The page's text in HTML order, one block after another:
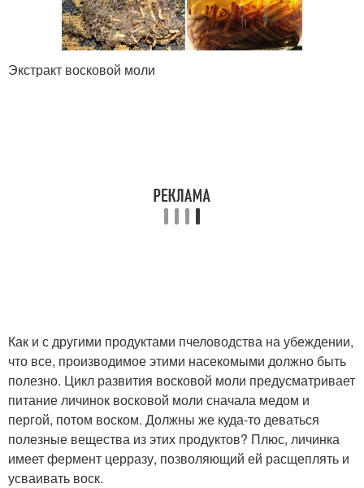
Экстракт восковой моли
Как и с другими продуктами пчеловодства на убеждении,
что все, производимое этими насекомыми должно быть
полезно. Цикл развития восковой моли предусматривает
питание личинок восковой моли сначала медом и
пергой, потом воском. Должны же куда-то деваться
полезные вещества из этих продуктов? Плюс, личинка
имеет фермент церразу, позволяющий ей расщеплять и
усваивать воск.